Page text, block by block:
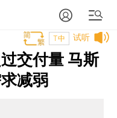
试听
T中
交付量 马斯
减弱